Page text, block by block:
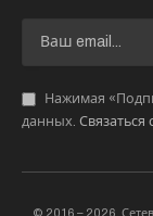
Нажимая
данных. Связаться
© 2016 – 2026,